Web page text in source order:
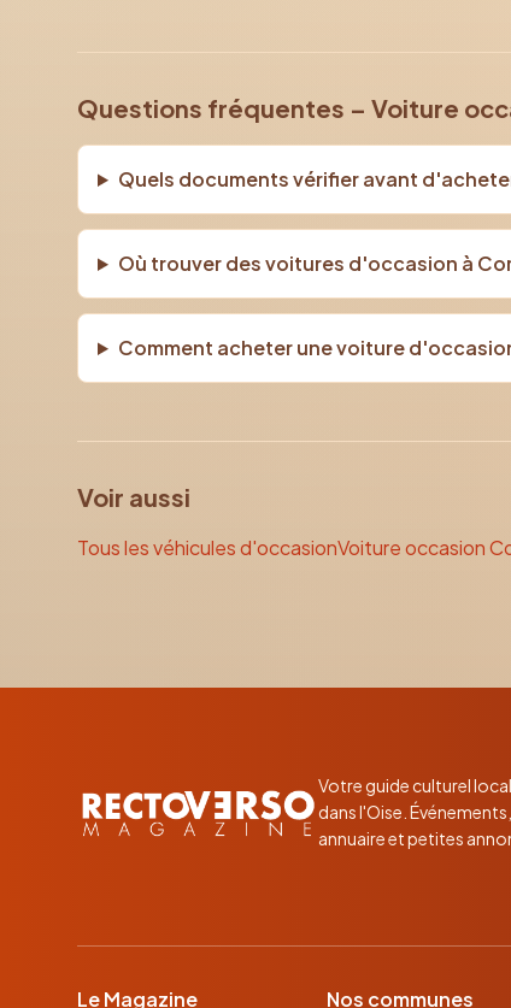
Questions fréquentes – Voiture
Quels documents vérifier avant
Où trouver des voitures d'occasion à
Comment acheter une voiture
Voir aussi
Tous les véhicules d'occasionVoiture occasion
Votre guide culturel
dans l'Oise.
annuaire et petites
Le Magazine Nos communes